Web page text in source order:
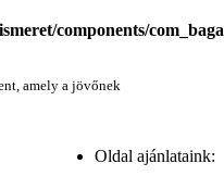
components/
amely a jövőnek
Oldal ajánlataink: